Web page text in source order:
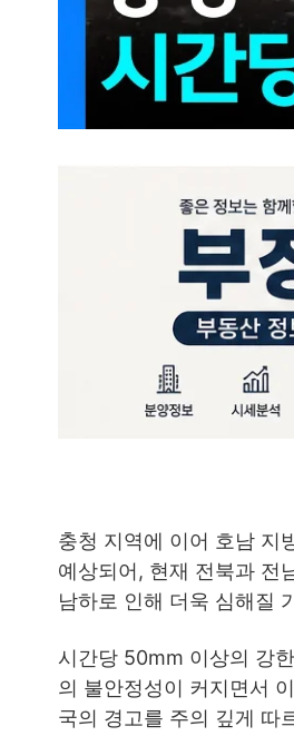
충청 지역에 이어 호남 지
예상되어, 현재 전북과 전
남하로 인해 더욱 심해질
시간당 50mm 이상의 강
의 불안정성이 커지면서
국의 경고를 주의 깊게 따